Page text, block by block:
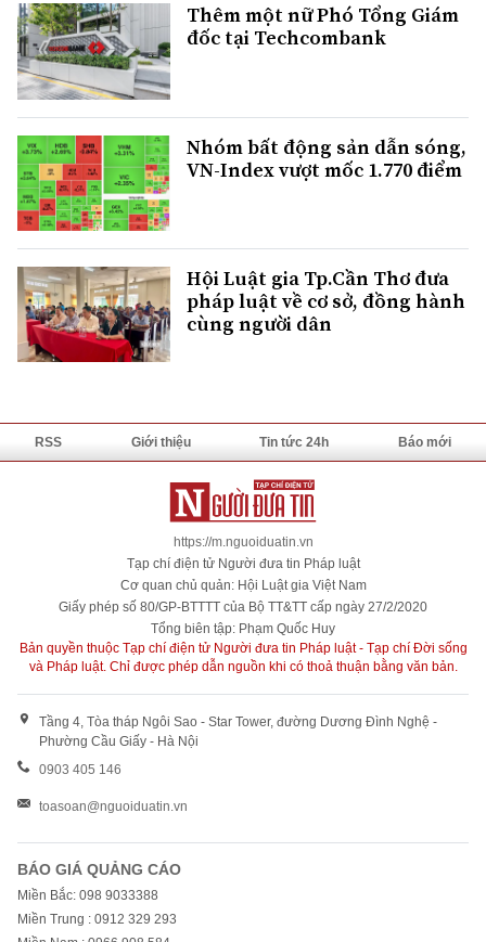
Thêm một nữ Phó Tổng Giám
đốc tại Techcombank
Nhóm bất động sản dẫn sóng,
VN-Index vượt mốc 1.770 điểm
Hội Luật gia Tp.Cần Thơ đưa
pháp luật về cơ sở, đồng hành
cùng người dân
RSS Giới thiệu Tin tức 24h Báo mới
https://m.nguoiduatin.vn
Tạp chí điện tử Người đưa tin Pháp luật
Cơ quan chủ quản: Hội Luật gia Việt Nam
Giấy phép số 80/GP-BTTTT của Bộ TT&TT cấp ngày 27/2/2020
Tổng biên tập: Phạm Quốc Huy
Bản quyền thuộc Tạp chí điện tử Người đưa tin Pháp luật - Tạp chí Đời sống
và Pháp luật. Chỉ được phép dẫn nguồn khi có thoả thuận bằng văn bản.
Tầng 4, Tòa tháp Ngôi Sao - Star Tower, đường Dương Đình Nghệ -
Phường Cầu Giấy - Hà Nội
0903 405 146
toasoan@nguoiduatin.vn
BÁO GIÁ QUẢNG CÁO
Miền Bắc: 098 9033388
Miền Trung : 0912 329 293